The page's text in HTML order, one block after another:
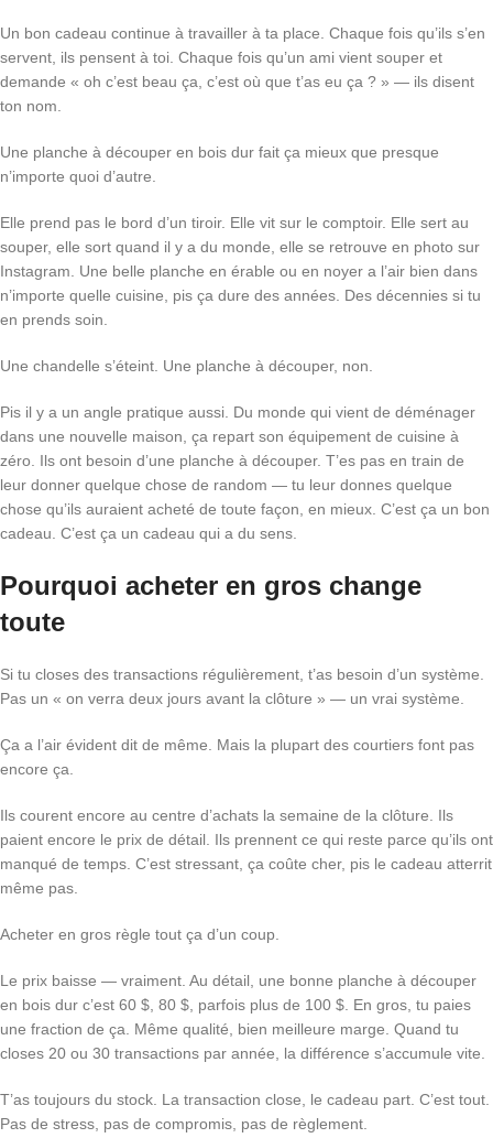
Un bon cadeau continue à travailler à ta place. Chaque fois qu’ils s’en
servent, ils pensent à toi. Chaque fois qu’un ami vient souper et
demande « oh c’est beau ça, c’est où que t’as eu ça ? » — ils disent
ton nom.
Une planche à découper en bois dur fait ça mieux que presque
n’importe quoi d’autre.
Elle prend pas le bord d’un tiroir. Elle vit sur le comptoir. Elle sert au
souper, elle sort quand il y a du monde, elle se retrouve en photo sur
Instagram. Une belle planche en érable ou en noyer a l’air bien dans
n’importe quelle cuisine, pis ça dure des années. Des décennies si tu
en prends soin.
Une chandelle s’éteint. Une planche à découper, non.
Pis il y a un angle pratique aussi. Du monde qui vient de déménager
dans une nouvelle maison, ça repart son équipement de cuisine à
zéro. Ils ont besoin d’une planche à découper. T’es pas en train de
leur donner quelque chose de random — tu leur donnes quelque
chose qu’ils auraient acheté de toute façon, en mieux. C’est ça un bon
cadeau. C’est ça un cadeau qui a du sens.
Pourquoi acheter en gros change
toute
Si tu closes des transactions régulièrement, t’as besoin d’un système.
Pas un « on verra deux jours avant la clôture » — un vrai système.
Ça a l’air évident dit de même. Mais la plupart des courtiers font pas
encore ça.
Ils courent encore au centre d’achats la semaine de la clôture. Ils
paient encore le prix de détail. Ils prennent ce qui reste parce qu’ils ont
manqué de temps. C’est stressant, ça coûte cher, pis le cadeau atterrit
même pas.
Acheter en gros règle tout ça d’un coup.
Le prix baisse — vraiment. Au détail, une bonne planche à découper
en bois dur c’est 60 $, 80 $, parfois plus de 100 $. En gros, tu paies
une fraction de ça. Même qualité, bien meilleure marge. Quand tu
closes 20 ou 30 transactions par année, la différence s’accumule vite.
T’as toujours du stock. La transaction close, le cadeau part. C’est tout.
Pas de stress, pas de compromis, pas de règlement.